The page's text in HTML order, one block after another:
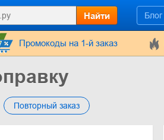
Найти Блог
Промокоды на 1-й заказ
Повторный заказ